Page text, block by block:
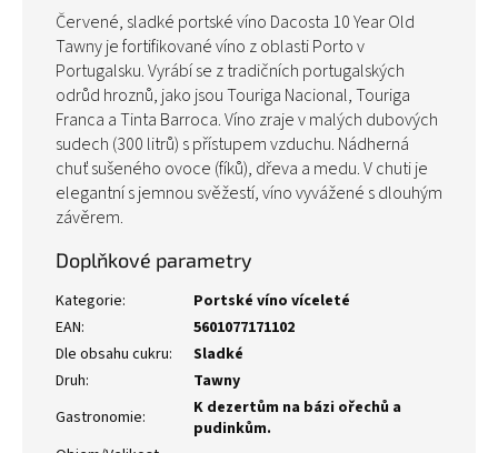
Červené, sladké portské víno Dacosta 10 Year Old
Tawny je fortifikované víno z oblasti Porto v
Portugalsku. Vyrábí se z tradičních portugalských
odrůd hroznů, jako jsou Touriga Nacional, Touriga
Franca a Tinta Barroca. Víno zraje v malých dubových
sudech (300 litrů) s přístupem vzduchu. Nádherná
chuť sušeného ovoce (fíků), dřeva a medu. V chuti je
elegantní s jemnou svěžestí, víno vyvážené s dlouhým
závěrem.
Doplňkové parametry
Kategorie:
Portské víno víceleté
EAN:
5601077171102
Dle obsahu cukru:
Sladké
Druh:
Tawny
Gastronomie:
K dezertům na bázi ořechů a
pudinkům.